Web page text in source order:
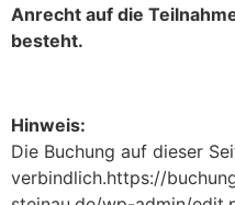
Anrecht auf die
besteht.
Hinweis:
Die Buchung auf dieser
verbindlich.https://